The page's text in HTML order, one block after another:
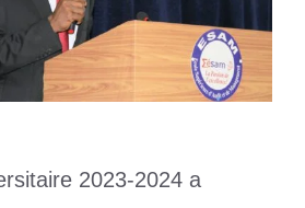
2023-2024 a